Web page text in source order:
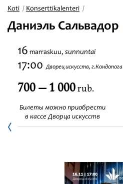
Filharmonia
Konserttikalenteri
Festivaalit
Koti Konserttikalenteri
Даниэль Сальвадор
16 marraskuu, sunnuntai
17:00 Дворец искусств, г.Кондопога
700 — 1 000rub.
Билеты можно приобрести
в кассе Дворца искусств